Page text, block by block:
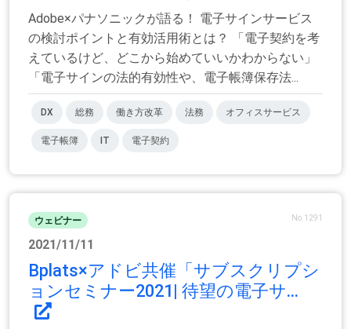
Adobe×パナソニックが語る！ 電子サインサービス
の検討ポイントと有効活用術とは？ 「電子契約を考
えているけど、どこから始めていいかわからない」
「電子サインの法的有効性や、電子帳簿保存法...
DX 総務 働き方改革 法務 オフィスサービス
電子帳簿 IT 電子契約
ウェビナー No.1291
2021/11/11
Bplats×アドビ共催「サブスクリプシ
ョンセミナー2021| 待望の電子サ...